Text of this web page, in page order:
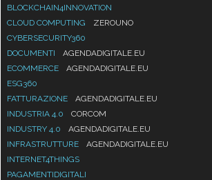
BLOCKCHAIN4INNOVATION
CLOUD COMPUTING
ZEROUNO
CYBERSECURITY360
DOCUMENTI
AGENDADIGITALE.EU
ECOMMERCE
AGENDADIGITALE.EU
ESG360
FATTURAZIONE
AGENDADIGITALE.EU
INDUSTRIA 4.0
CORCOM
INDUSTRY 4.0
AGENDADIGITALE.EU
INFRASTRUTTURE
AGENDADIGITALE.EU
INTERNET4THINGS
PAGAMENTIDIGITALI